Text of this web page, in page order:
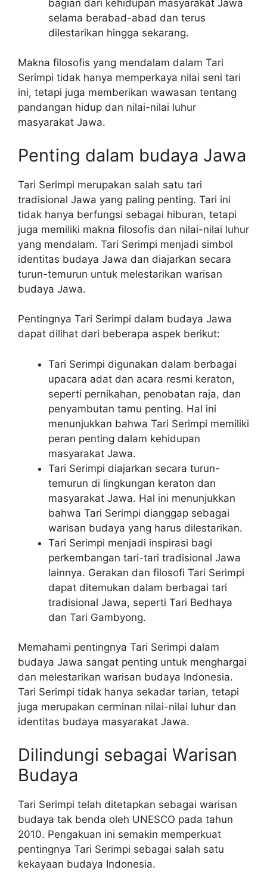
bagian dari kehidupan masyarakat Jawa
selama berabad-abad dan terus
dilestarikan hingga sekarang.
Makna filosofis yang mendalam dalam Tari
Serimpi tidak hanya memperkaya nilai seni tari
ini, tetapi juga memberikan wawasan tentang
pandangan hidup dan nilai-nilai luhur
masyarakat Jawa.
Penting dalam budaya Jawa
Tari Serimpi merupakan salah satu tari
tradisional Jawa yang paling penting. Tari ini
tidak hanya berfungsi sebagai hiburan, tetapi
juga memiliki makna filosofis dan nilai-nilai luhur
yang mendalam. Tari Serimpi menjadi simbol
identitas budaya Jawa dan diajarkan secara
turun-temurun untuk melestarikan warisan
budaya Jawa.
Pentingnya Tari Serimpi dalam budaya Jawa
dapat dilihat dari beberapa aspek berikut:
Tari Serimpi digunakan dalam berbagai
upacara adat dan acara resmi keraton,
seperti pernikahan, penobatan raja, dan
penyambutan tamu penting. Hal ini
menunjukkan bahwa Tari Serimpi memiliki
peran penting dalam kehidupan
masyarakat Jawa.
Tari Serimpi diajarkan secara turun-
temurun di lingkungan keraton dan
masyarakat Jawa. Hal ini menunjukkan
bahwa Tari Serimpi dianggap sebagai
warisan budaya yang harus dilestarikan.
Tari Serimpi menjadi inspirasi bagi
perkembangan tari-tari tradisional Jawa
lainnya. Gerakan dan filosofi Tari Serimpi
dapat ditemukan dalam berbagai tari
tradisional Jawa, seperti Tari Bedhaya
dan Tari Gambyong.
Memahami pentingnya Tari Serimpi dalam
budaya Jawa sangat penting untuk menghargai
dan melestarikan warisan budaya Indonesia.
Tari Serimpi tidak hanya sekadar tarian, tetapi
juga merupakan cerminan nilai-nilai luhur dan
identitas budaya masyarakat Jawa.
Dilindungi sebagai Warisan
Budaya
Tari Serimpi telah ditetapkan sebagai warisan
budaya tak benda oleh UNESCO pada tahun
2010. Pengakuan ini semakin memperkuat
pentingnya Tari Serimpi sebagai salah satu
kekayaan budaya Indonesia.